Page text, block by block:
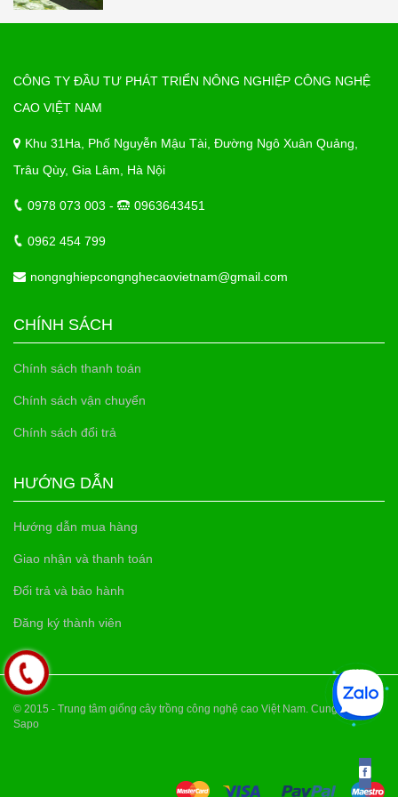
CÔNG TY ĐẦU TƯ PHÁT TRIỂN NÔNG NGHIỆP CÔNG NGHỆ
CAO VIỆT NAM
Khu 31Ha, Phố Nguyễn Mậu Tài, Đường Ngô Xuân Quảng,
Trâu Qùy, Gia Lâm, Hà Nội
0978 073 003 - 0963643451
0962 454 799
nongnghiepcongnghecaovietnam@gmail.com
CHÍNH SÁCH
Chính sách thanh toán
Chính sách vận chuyển
Chính sách đổi trả
HƯỚNG DẪN
Hướng dẫn mua hàng
Giao nhận và thanh toán
Đổi trả và bảo hành
Đăng ký thành viên
© 2015 - Trung tâm giống cây trồng công nghệ cao Việt Nam. Cung cấp bởi
Sapo